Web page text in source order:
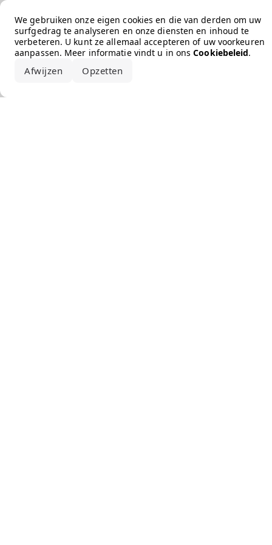
We gebruiken onze eigen cookies en die van derden om uw
surfgedrag te analyseren en onze diensten en inhoud te
verbeteren. U kunt ze allemaal accepteren of uw voorkeuren
aanpassen. Meer informatie vindt u in onsCookiebeleid.
Afwijzen Opzetten
Error loading the brand